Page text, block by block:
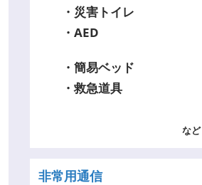
・災害トイレ
・AED
・簡易ベッド
・救急道具
など
非常用通信